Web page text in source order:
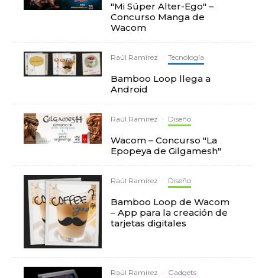
"Mi Súper Alter-Ego" –
Concurso Manga de
Wacom
Raúl Ramírez · Tecnología
Bamboo Loop llega a
Android
Raúl Ramírez · Diseño
Wacom – Concurso "La
Epopeya de Gilgamesh"
Raúl Ramírez · Diseño
Bamboo Loop de Wacom
– App para la creación de
tarjetas digitales
Raúl Ramírez · Gadgets